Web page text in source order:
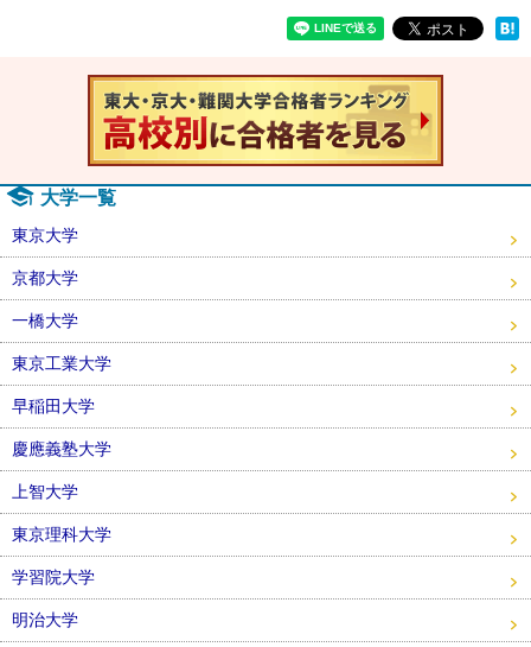
大学一覧
東京大学
京都大学
一橋大学
東京工業大学
早稲田大学
慶應義塾大学
上智大学
東京理科大学
学習院大学
明治大学